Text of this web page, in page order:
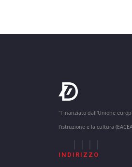
"Finanziato dall'Unione
l'istruzione e la cultura
INDIRIZZO